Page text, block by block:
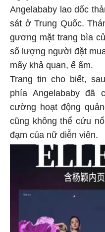
Angelababy lao dốc
sát ở Trung Quốc.
gương mặt trang bìa
số lượng người đặt
mấy khả quan, ế ẩm.
Trang tin cho biết,
phía Angelababy đã
cường hoạt động
cũng không thể cứu
đạm của nữ diễn viên.